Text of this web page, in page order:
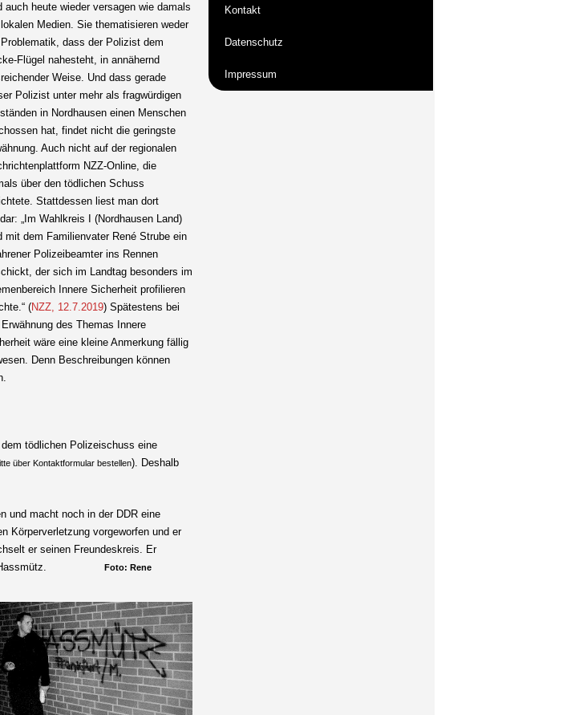
auch heute wieder versagen wie damals
Medien. Sie thematisieren weder
dass der Polizist dem
Flügel nahesteht, in annähernd
Weise. Und dass gerade
Polizist unter mehr als fragwürdigen
in Nordhausen einen Menschen
hat, findet nicht die geringste
Auch nicht auf der regionalen
NZZ-Online, die
über den tödlichen Schuss
Stattdessen liest man dort
„Im Wahlkreis I (Nordhausen Land)
mit dem Familienvater René Strube ein
Polizeibeamter ins Rennen
der sich im Landtag besonders im
Innere Sicherheit profilieren
(NZZ, 12.7.2019) Spätestens bei
des Themas Innere
wäre eine kleine Anmerkung fällig
Denn Beschreibungen können
tödlichen Polizeischuss eine
über Kontaktformular bestellen). Deshalb
und macht noch in der DDR eine
Körperverletzung vorgeworfen und er
er seinen Freundeskreis. Er
Band Hassmütz.
Foto: Rene
Kontakt
Datenschutz
Impressum